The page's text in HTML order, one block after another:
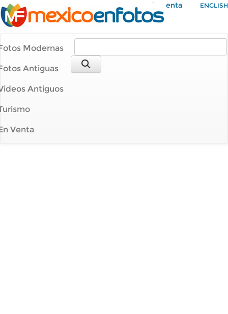
Mi Cuenta ENGLISH
Modernas
Antiguas
Antiguos
Venta